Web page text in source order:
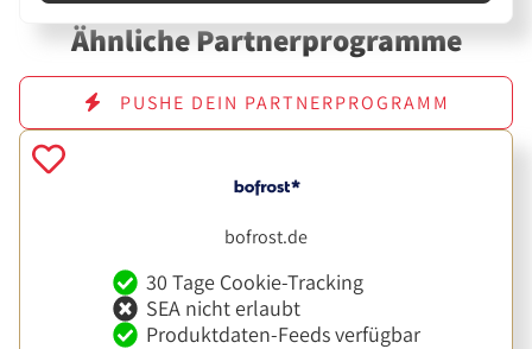
Ähnliche Partnerprogramme
PUSHE DEIN PARTNERPROGRAMM
bofrost.de
30 Tage Cookie-Tracking
SEA nicht erlaubt
Produktdaten-Feeds verfügbar